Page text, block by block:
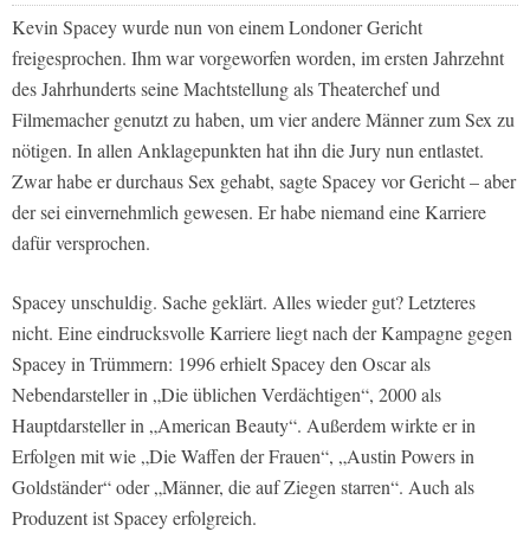
Kevin Spacey wurde nun von einem Londoner Gericht
freigesprochen. Ihm war vorgeworfen worden, im ersten Jahrzehnt
des Jahrhunderts seine Machtstellung als Theaterchef und
Filmemacher genutzt zu haben, um vier andere Männer zum Sex zu
nötigen. In allen Anklagepunkten hat ihn die Jury nun entlastet.
Zwar habe er durchaus Sex gehabt, sagte Spacey vor Gericht – aber
der sei einvernehmlich gewesen. Er habe niemand eine Karriere
dafür versprochen.
Spacey unschuldig. Sache geklärt. Alles wieder gut? Letzteres
nicht. Eine eindrucksvolle Karriere liegt nach der Kampagne gegen
Spacey in Trümmern: 1996 erhielt Spacey den Oscar als
Nebendarsteller in „Die üblichen Verdächtigen“, 2000 als
Hauptdarsteller in „American Beauty“. Außerdem wirkte er in
Erfolgen mit wie „Die Waffen der Frauen“, „Austin Powers in
Goldständer“ oder „Männer, die auf Ziegen starren“. Auch als
Produzent ist Spacey erfolgreich.